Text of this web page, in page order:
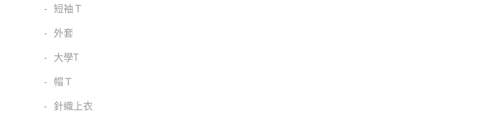
- 短袖Ｔ
- 外套
- 大學T
- 帽Ｔ
- 針織上衣